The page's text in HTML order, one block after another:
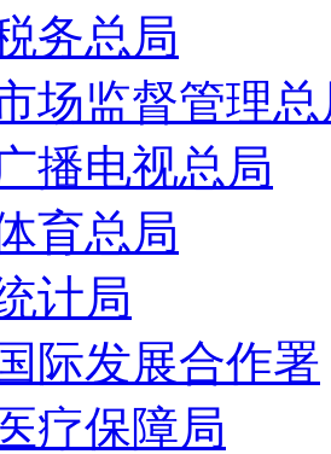
务总局
场监督管理
播电视总局
育总局
计局
际发展合作署
疗保障局